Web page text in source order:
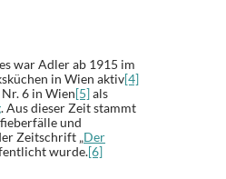
war Adler ab 1915 im
in Wien aktiv[4]
6 in Wien[5]als
. Aus dieser Zeit stammt
und
Zeitschrift „Der
wurde.[6]